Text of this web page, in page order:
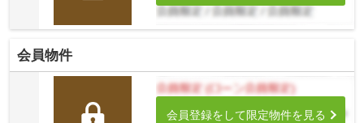
会員物件
会員登録をして限定物件を見る